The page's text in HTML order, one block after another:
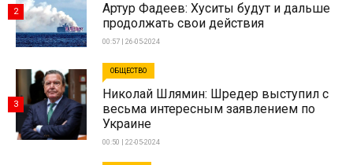
Артур Фадеев: Хуситы будут и дальше
продолжать свои действия
00:57 | 26-05-2024
2
ОБЩЕСТВО
Николай Шлямин: Шредер выступил с
весьма интересным заявлением по
Украине
00:50 | 22-05-2024
3